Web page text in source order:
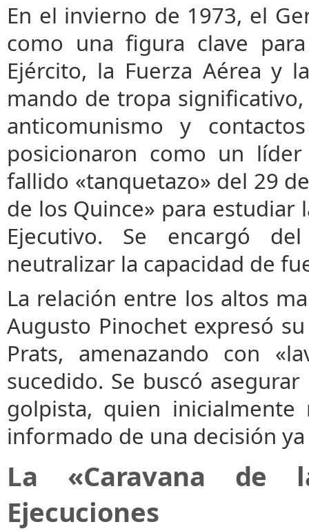
En el invierno de 1973, el
como una figura clave
Ejército, la Fuerza Aérea y
mando de tropa
anticomunismo y
posicionaron como un
fallido «tanquetazo» del 29
de los Quince» para
Ejecutivo. Se encargó
neutralizar la capacidad de
La relación entre los altos
Augusto Pinochet expresó
Prats, amenazando con
sucedido. Se buscó
golpista, quien
informado de una decisión
La «Caravana de
Ejecuciones